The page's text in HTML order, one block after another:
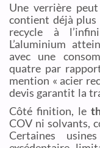
Une verrière
contient déjà plus
recycle à
L’aluminium
avec une
quatre par
mention « acier
devis garantit la
Côté finition, le
COV ni solvants,
Certaines